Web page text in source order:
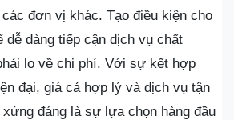
đơn vị khác. Tạo điều kiện cho
dễ dàng tiếp cận dịch vụ chất
lo về chi phí. Với sự kết hợp
đại, giá cả hợp lý và dịch vụ tận
đáng là sự lựa chọn hàng đầu